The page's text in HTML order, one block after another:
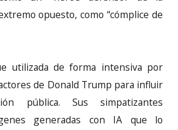
opuesto, como “cómplice de
utilizada de forma intensiva por
de Donald Trump para influir
pública. Sus simpatizantes
generadas con IA que lo